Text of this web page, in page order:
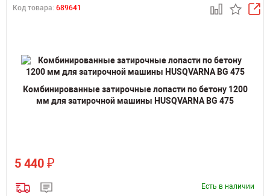
Код товара: 689641
Комбинированные затирочные лопасти по бетону 1200
мм для затирочной машины HUSQVARNA BG 475
5 440 ₽
Есть в наличии